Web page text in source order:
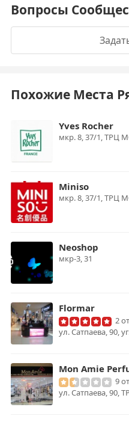
Вопросы
Похожие Места
Yves Rocher
мкр. 8, 37/1, ТРЦ
Miniso
мкр. 8, 37/1, ТРЦ
Neoshop
мкр-3, 31
Flormar
2
ул. Сатпаева, 90,
Mon Amie
9
ул. Сатпаева, 90,